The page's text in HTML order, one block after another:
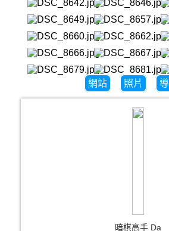
網站 照片
暗棋高手 Da